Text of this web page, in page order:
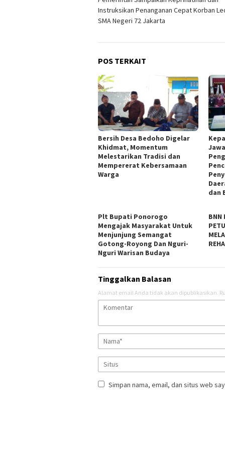
pos
Instruksikan Penanganan Cepat Korban
SMA Negeri 72 Jakarta
POS TERKAIT
Bersih Desa Bedoho Digelar
Khidmat, Momentum
Melestarikan Tradisi dan
Mempererat Kebersamaan
Warga
dan
Plt Bupati Ponorogo
Mengajak Masyarakat Untuk
Menjunjung Semangat
Gotong-Royong Dan Nguri-
Nguri Warisan Budaya
BNN
Tinggalkan Balasan
Alamat email Anda tidak akan dipublikasikan.
Simpan nama, email, dan situs web